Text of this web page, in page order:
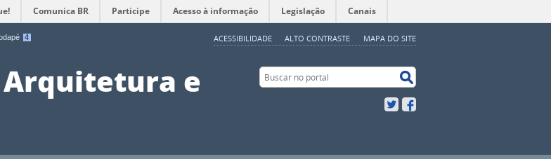
4 ACESSIBILIDADE ALTO CONTRASTE MAPA DO SITE
Comunica BR Participe Acesso à informação Legislação Canais
e Buscar no portal
Twitter